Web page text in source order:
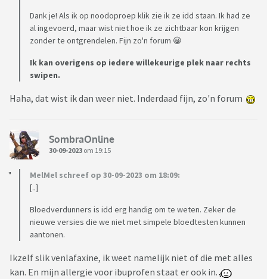
Dank je! Als ik op noodoproep klik zie ik ze idd staan. Ik had ze
al ingevoerd, maar wist niet hoe ik ze zichtbaar kon krijgen
zonder te ontgrendelen. Fijn zo'n forum 😀
Ik kan overigens op iedere willekeurige plek naar rechts
swipen.
Haha, dat wist ik dan weer niet. Inderdaad fijn, zo'n forum
SombraOnline
30-09-2023 om 19:15
MelMel schreef op 30-09-2023 om 18:09:
[..]
Bloedverdunners is idd erg handig om te weten. Zeker de
nieuwe versies die we niet met simpele bloedtesten kunnen
aantonen.
Ikzelf slik venlafaxine, ik weet namelijk niet of die met alles
kan. En mijn allergie voor ibuprofen staat er ook in.